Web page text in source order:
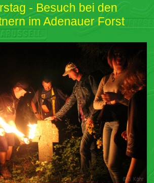
- Besuch bei den
im Adenauer Forst